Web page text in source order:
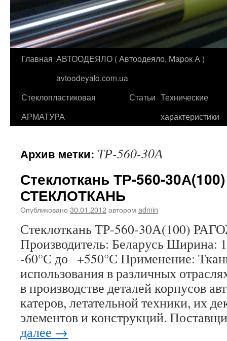
Перейти
содержимому
Главная АВТООДЕЯЛО ( Автоодеяло, Марок А )
avtoodeyalo.com.ua
Стеклопластиковая
АРМАТУРА
Статьи Технические
характеристики
Архив метки: ТР-560-30А
Стеклоткань ТР-560-
СТЕКЛОТКАНЬ
Опубликовано 30.01.2012автором admin
Стеклоткань ТР-560-
Производитель: Беларусь Ширина:
-60°С до +550°С Применение:
использования в различных
в производстве деталей корпусов
катеров, летательной техники, их
элементов и конструкций.
далее →